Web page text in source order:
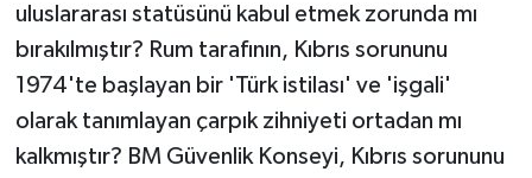
uluslararası statüsünü kabul etmek zorunda mı
bırakılmıştır? Rum tarafının, Kıbrıs sorununu
1974'te başlayan bir 'Türk istilası' ve 'işgali'
olarak tanımlayan çarpık zihniyeti ortadan mı
kalkmıştır? BM Güvenlik Konseyi, Kıbrıs sorununu